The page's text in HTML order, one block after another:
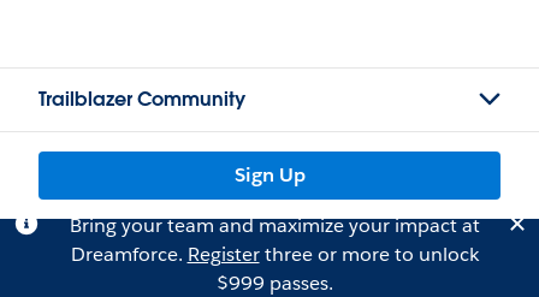
Trailblazer Community
Sign Up
Bring your team and maximize your impact at
Dreamforce. Registerthree or more to unlock
$999 passes.